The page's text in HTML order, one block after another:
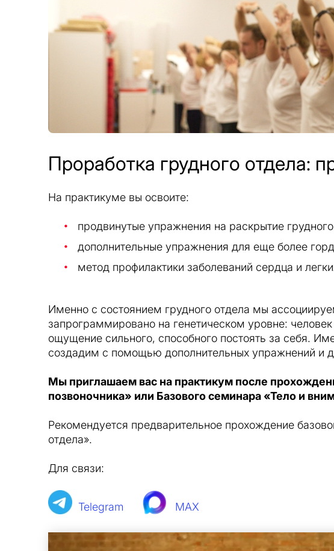
Проработка грудного отдела:
На практикуме вы освоите:
продвинутые упражнения на раскрытие
дополнительные упражнения для еще более
метод профилактики заболеваний сердца и
Именно с состоянием грудного отдела мы
запрограммировано на генетическом уровне:
ощущение сильного, способного постоять за себя.
создадим с помощью дополнительных упражнений и
Мы приглашаем вас на практикум после
позвоночника» или Базового семинара «Тело и
Рекомендуется предварительное прохождение
отдела».
Для связи:
Telegram MAX